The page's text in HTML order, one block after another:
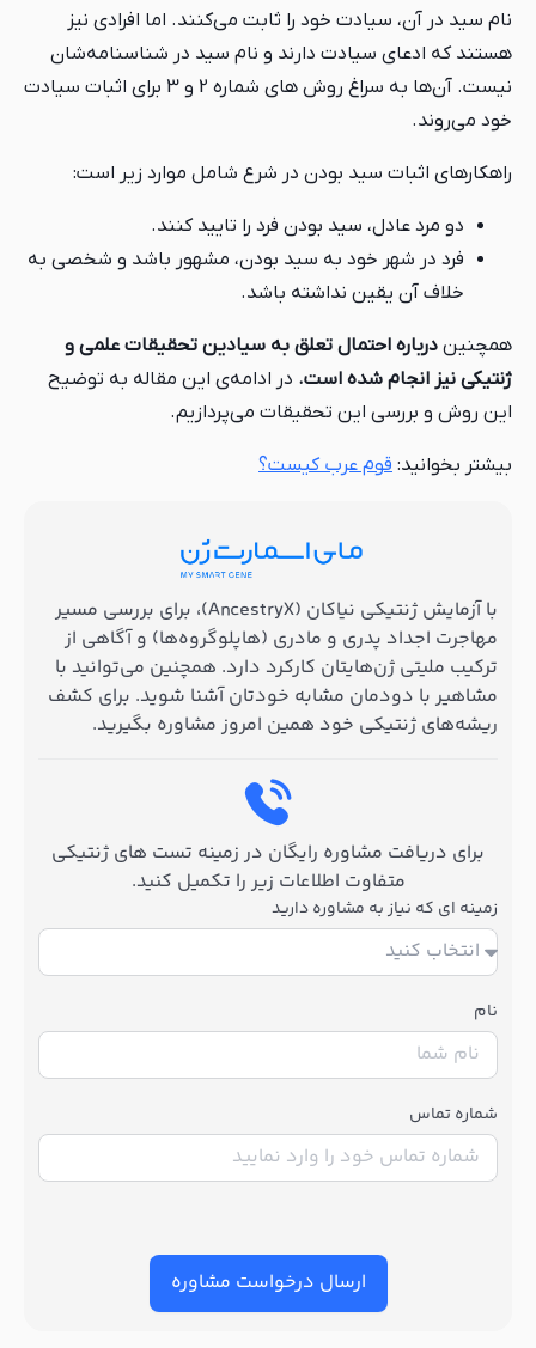
نام سید در آن، سیادت خود را ثابت می‌کنند. اما افرادی نیز
هستند که ادعای سیادت دارند و نام سید در شناسنامه‌شان
نیست. آن‌ها به سراغ روش های شماره 2 و 3 برای اثبات سیادت
خود می‌روند.
راهکارهای اثبات سید بودن در شرع شامل موارد زیر است:
دو مرد عادل، سید بودن فرد را تایید کنند.
فرد در شهر خود به سید بودن، مشهور باشد و شخصی به
خلاف آن یقین نداشته باشد.
همچنین درباره احتمال تعلق به سیادین تحقیقات علمی و
ژنتیکی نیز انجام شده است. در ادامه‌ی این مقاله به توضیح
این روش و بررسی این تحقیقات می‌پردازیم.
بیشتر بخوانید: قوم عرب کیست؟
با آزمایش ژنتیکی نیاکان (AncestryX)، برای بررسی مسیر
مهاجرت اجداد پدری و مادری (هاپلوگروه‌ها) و آگاهی از
ترکیب ملیتی ژن‌هایتان کارکرد دارد. همچنین می‌توانید با
مشاهیر با دودمان مشابه خودتان آشنا شوید. برای کشف
ریشه‌های ژنتیکی خود همین امروز مشاوره بگیرید.
برای دریافت مشاوره رایگان در زمینه تست های ژنتیکی
متفاوت اطلاعات زیر را تکمیل کنید.
زمینه ای که نیاز به مشاوره دارید
نام
شماره تماس
ارسال درخواست مشاوره